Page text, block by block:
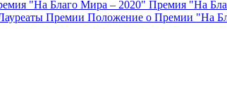
"На Благо Мира – 2020" Премия "На
Премии Положение о Премии "На